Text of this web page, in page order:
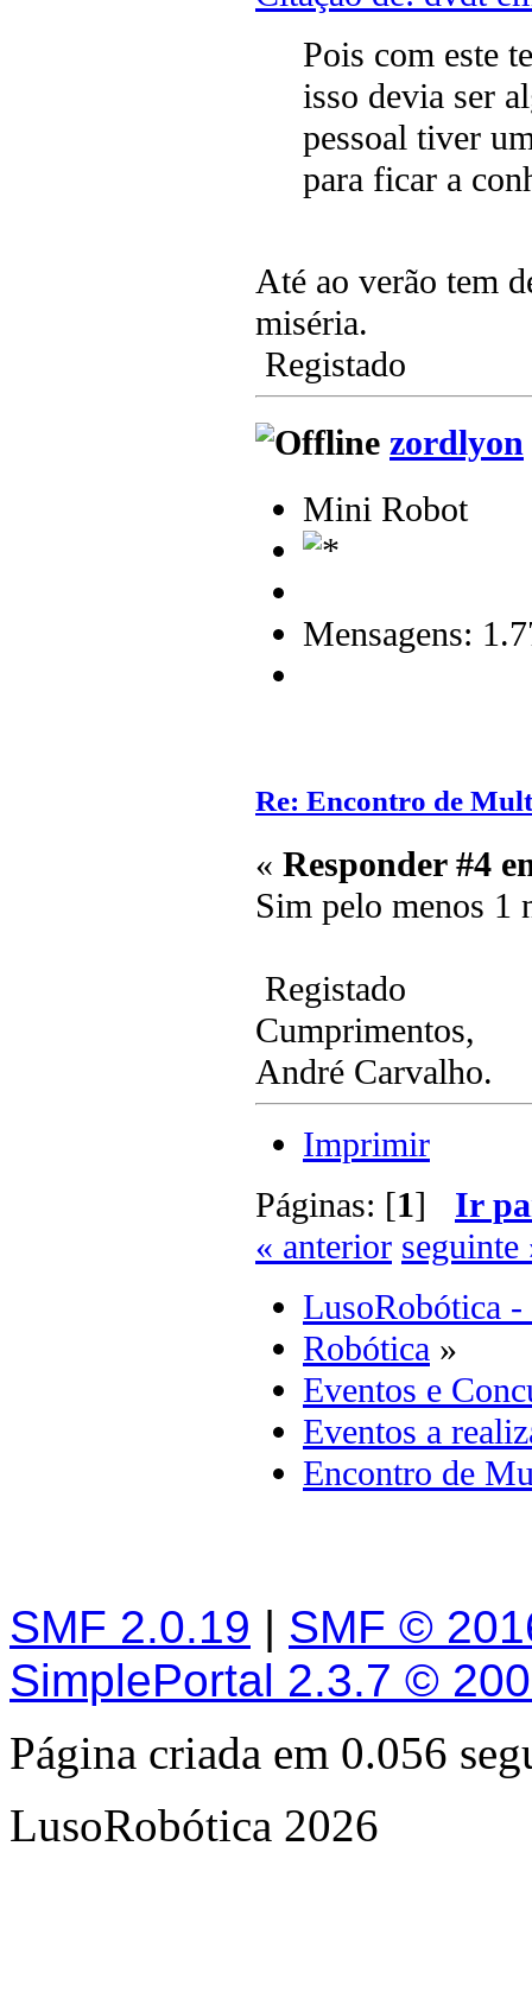
Pois com este
isso devia ser
pessoal tiver
para ficar a
Até ao verão tem
miséria.
Registado
zordlyon
Mini Robot
Mensagens:
Re: Encontro de
« Responder #4
Sim pelo menos 1
Registado
Cumprimentos,
André Carvalho.
Imprimir
Páginas: [1] Ir
« anterior seguinte
LusoRobótica -
Robótica »
Eventos e
Eventos a
Encontro de
SMF 2.0.19 | SMF ©
SimplePortal 2.3.7 ©
Página criada em 0.056
LusoRobótica 2026